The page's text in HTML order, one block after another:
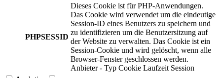
PHPSESSID
Dieses Cookie ist für PHP-Anwendungen.
Das Cookie wird verwendet um die eindeutige
Session-ID eines Benutzers zu speichern und
zu identifizieren um die Benutzersitzung auf
der Website zu verwalten. Das Cookie ist ein
Session-Cookie und wird gelöscht, wenn alle
Browser-Fenster geschlossen werden.
Anbieter - Typ Cookie Laufzeit Session